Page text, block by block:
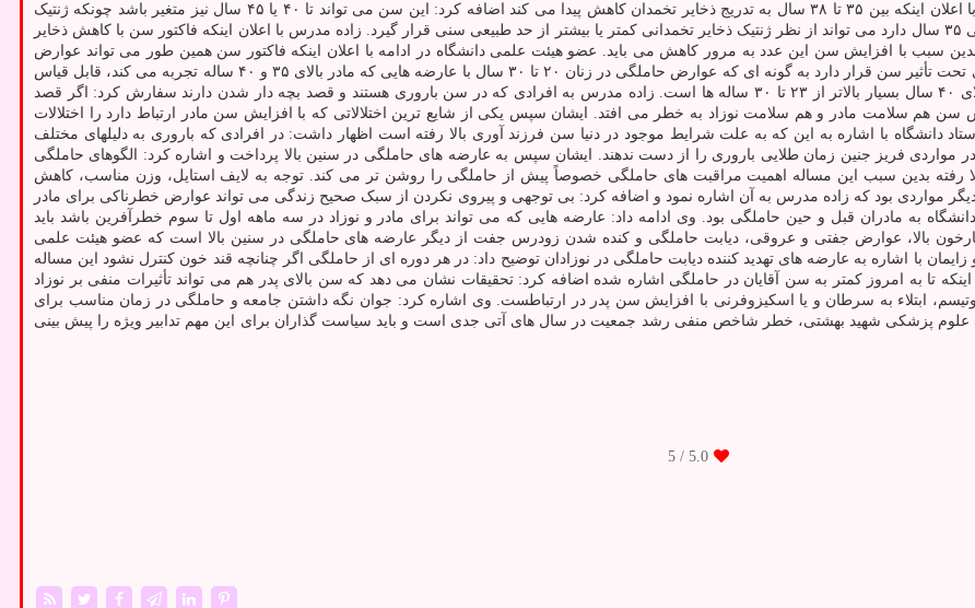
کافی داشته باشند و باوجود آن باروری رخ نداده باشد. این استاد دانشگاه با اعلان اینکه بین ۳۵ تا ۳۸ سال به تدریج ذخایر تخمدان کاهش پیدا می کند اضافه کرد: این سن می تواند تا ۴۰ یا ۴۵ سال نیز متغیر باشد چونکه ژنتیک
افراد بر میزان باروری اثر مستقیم دارد بطور مثال فردی که از نظر تقویمی ۳۵ سال دارد می تواند از نظر ژنتیک ذخایر تخمدانی کمتر یا بیشتر از حد طبیعی سنی قرار گیرد. زاده مدرس با اعلان اینکه فاکتور سن با کاهش ذخایر
سبب با افزایش سن این عدد به مرور کاهش می باید. عضو هیئت علمی دانشگاه در ادامه با اعلان اینکه فاکتور سن همین طور می تواند عوارض
باروری را افزایش دهد عنوان کرد: از عوارض سه ماهه اول تا اختتام باروی تحت تأثیر سن قرار دارد به گونه ای که عوارض حاملگی در زنان ۲۰ تا ۳۰ سال با عارضه هایی که مادر بالای ۳۵ و ۴۰ ساله تجربه می کند، قابل قیاس
نیست. وی افزود: مرگ و میر در مادران حامله و یا نوزادان در مادران بالای ۴۰ سال بسیار بالاتر از ۲۳ تا ۳۰ ساله ها است. زاده مدرس به افرادی که در سن باروری هستند و قصد بچه دار شدن دارند سفارش کرد: اگر قصد
سن هم سلامت مادر و هم سلامت نوزاد به خطر می افتد. ایشان سپس یکی از شایع ترین اختلالاتی که با افزایش سن مادر ارتباط دارد را اختلالات
دانشگاه با اشاره به این که به علت شرایط موجود در دنیا سن فرزند آوری بالا رفته است اظهار داشت: در افرادی که باروری به دلیلهای مختلف
فریز جنین زمان طلایی باروری را از دست ندهند. ایشان سپس به عارضه های حاملگی در سنین بالا پرداخت و اشاره کرد: الگوهای حاملگی
رفته بدین سبب این مساله اهمیت مراقبت های حاملگی خصوصاً پیش از حاملگی را روشن تر می کند. توجه به لایف استایل، وزن مناسب، کاهش
مواردی بود که زاده مدرس به آن اشاره نمود و اضافه کرد: بی توجهی و پیروی نکردن از سبک صحیح زندگی می تواند عوارض خطرناکی برای مادر
به مادران قبل و حین حاملگی بود. وی ادامه داد: عارضه هایی که می تواند برای مادر و نوزاد در سه ماهه اول تا سوم خطرآفرین باشد باید
بالا، عوارض جفتی و عروقی، دیابت حاملگی و کنده شدن زودرس جفت از دیگر عارضه های حاملگی در سنین بالا است که عضو هیئت علمی
با اشاره به عارضه های تهدید کننده دیابت حاملگی در نوزادان توضیح داد: در هر دوره ای از حاملگی اگر چنانچه قند خون کنترل نشود این مساله
تا به امروز کمتر به سن آقایان در حاملگی اشاره شده اضافه کرد: تحقیقات نشان می دهد که سن بالای پدر هم می تواند تأثیرات منفی بر نوزاد
ابتلاء به سرطان و یا اسکیزوفرنی با افزایش سن پدر در ارتباطست. وی اشاره کرد: جوان نگه داشتن جامعه و حاملگی در زمان مناسب برای
علوم پزشکی شهید بهشتی، خطر شاخص منفی رشد جمعیت در سال های آتی جدی است و باید سیاست گذاران برای این مهم تدابیر ویژه را پیش بینی
5.0
/ 5